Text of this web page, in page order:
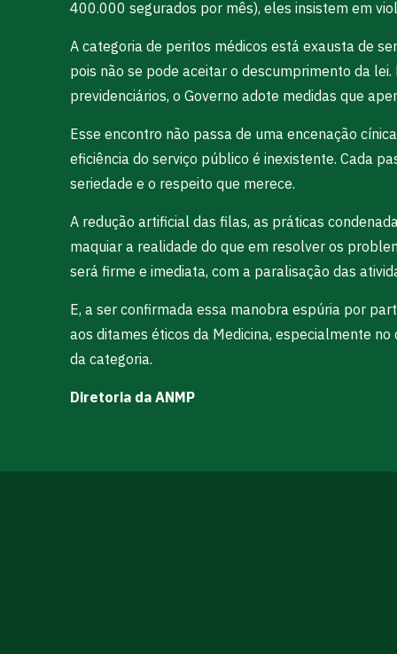
400.000 segurados por mês), eles insistem em
A categoria de peritos médicos está exausta de
pois não se pode aceitar o descumprimento da
previdenciários, o Governo adote medidas que
Esse encontro não passa de uma encenação
eficiência do serviço público é inexistente. Cada
seriedade e o respeito que merece.
A redução artificial das filas, as práticas
maquiar a realidade do que em resolver os
será firme e imediata, com a paralisação das
E, a ser confirmada essa manobra espúria por
aos ditames éticos da Medicina, especialmente
da categoria.
Diretoria da ANMP